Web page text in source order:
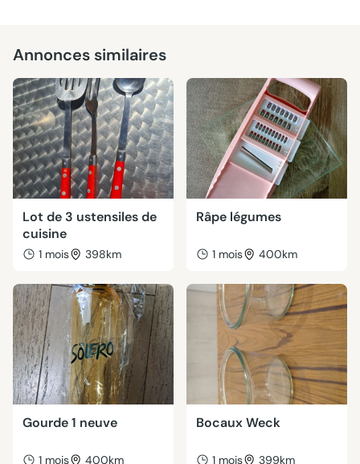
Annonces similaires
Lot de 3 ustensiles de
cuisine
1 mois 398km
Râpe légumes
1 mois 400km
Gourde 1 neuve
1 mois 400km
Bocaux Weck
1 mois 399km